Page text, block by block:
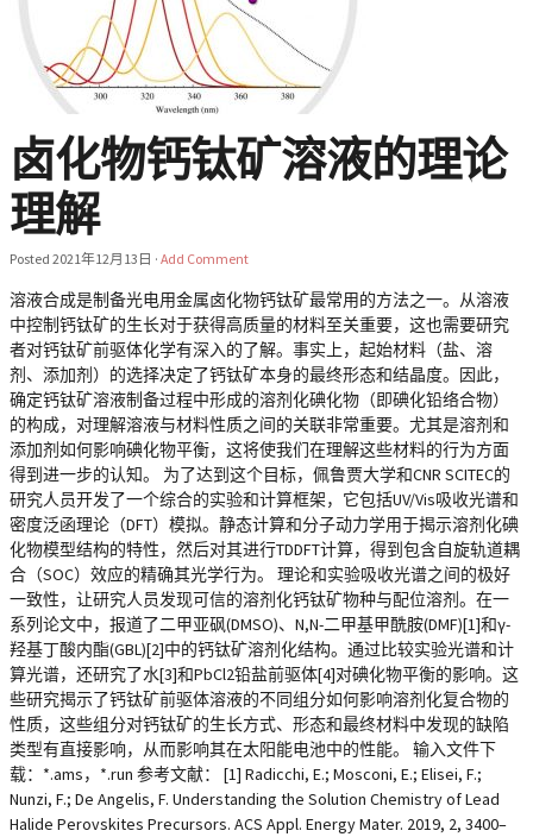
卤化物钙钛矿溶液的理论
理解
Posted 2021年12月13日 · Add Comment
溶液合成是制备光电用金属卤化物钙钛矿最常用的方法之一。从溶液
中控制钙钛矿的生长对于获得高质量的材料至关重要，这也需要研究
者对钙钛矿前驱体化学有深入的了解。事实上，起始材料（盐、溶
剂、添加剂）的选择决定了钙钛矿本身的最终形态和结晶度。因此，
确定钙钛矿溶液制备过程中形成的溶剂化碘化物（即碘化铅络合物）
的构成，对理解溶液与材料性质之间的关联非常重要。尤其是溶剂和
添加剂如何影响碘化物平衡，这将使我们在理解这些材料的行为方面
得到进一步的认知。 为了达到这个目标，佩鲁贾大学和CNR SCITEC的
研究人员开发了一个综合的实验和计算框架，它包括UV/Vis吸收光谱和
密度泛函理论（DFT）模拟。静态计算和分子动力学用于揭示溶剂化碘
化物模型结构的特性，然后对其进行TDDFT计算，得到包含自旋轨道耦
合（SOC）效应的精确其光学行为。 理论和实验吸收光谱之间的极好
一致性，让研究人员发现可信的溶剂化钙钛矿物种与配位溶剂。在一
系列论文中，报道了二甲亚砜(DMSO)、N,N-二甲基甲酰胺(DMF)[1]和γ-
羟基丁酸内酯(GBL)[2]中的钙钛矿溶剂化结构。通过比较实验光谱和计
算光谱，还研究了水[3]和PbCl2铅盐前驱体[4]对碘化物平衡的影响。这
些研究揭示了钙钛矿前驱体溶液的不同组分如何影响溶剂化复合物的
性质，这些组分对钙钛矿的生长方式、形态和最终材料中发现的缺陷
类型有直接影响，从而影响其在太阳能电池中的性能。 输入文件下
载：*.ams，*.run 参考文献： [1] Radicchi, E.; Mosconi, E.; Elisei, F.;
Nunzi, F.; De Angelis, F. Understanding the Solution Chemistry of Lead
Halide Perovskites Precursors. ACS Appl. Energy Mater. 2019, 2, 3400–